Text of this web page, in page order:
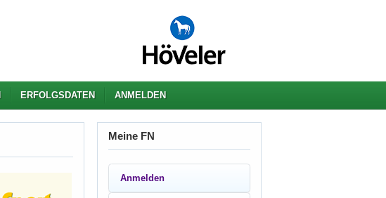
ERFOLGSDATEN ANMELDEN
Meine FN
Anmelden